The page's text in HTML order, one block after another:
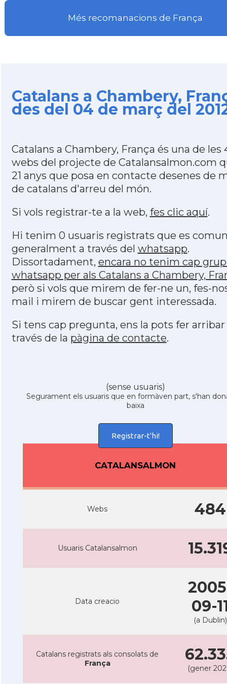
Més recomanacions de França
Catalans a Chambery,
des del 04 de març del
Catalans a Chambery, França és una de les
webs del projecte de Catalansalmon.com
21 anys que posa en contacte desenes de
de catalans d'arreu del món.
Si vols registrar-te a la web, fes clic aquí.
Hi tenim 0 usuaris registrats que es
generalment a través del whatsapp.
Dissortadament, encara no tenim cap
whatsapp per als Catalans a Chambery,
però si vols que mirem de fer-ne un, fes-
mail i mirem de buscar gent interessada.
Si tens cap pregunta, ens la pots fer arribar
través de la pàgina de contacte.
(sense usuaris)
Segurament els usuaris que en formàven part, s'han
baixa
Registrar-t'hi!
CATALANSALMON
Webs 484
Usuaris Catalansalmon
Data creacio
09-
(a Dublin)
Catalans registrats als consolats de
França
(gener